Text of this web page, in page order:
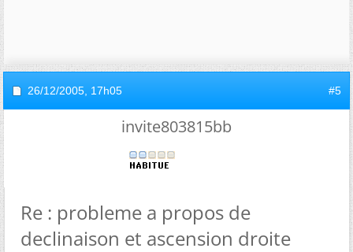
26/12/2005, 17h05 #5
invite803815bb
Re : probleme a propos de
declinaison et ascension droite